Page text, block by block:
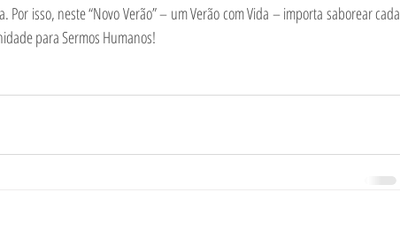
Por isso, neste “Novo Verão” – um Verão com Vida – importa saborear cada
para Sermos Humanos!